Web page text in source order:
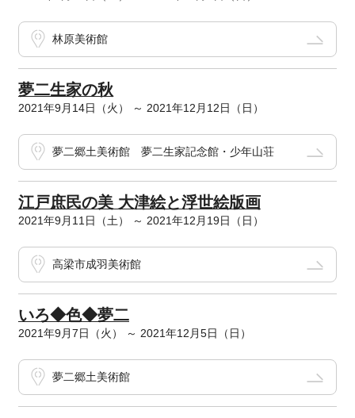
林原美術館
夢二生家の秋
2021年9月14日（火） ～ 2021年12月12日（日）
夢二郷土美術館 夢二生家記念館・少年山荘
江戸庶民の美 大津絵と浮世絵版画
2021年9月11日（土） ～ 2021年12月19日（日）
高梁市成羽美術館
いろ◆色◆夢二
2021年9月7日（火） ～ 2021年12月5日（日）
夢二郷土美術館